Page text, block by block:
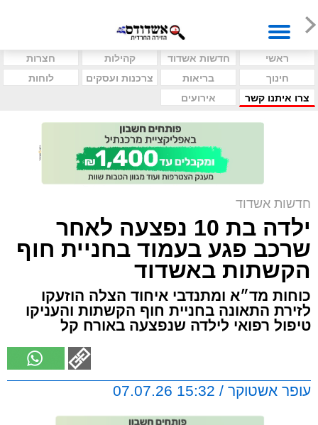
ראשי חדשות אשדוד קהילות
חצרות
חינוך
בריאות צרכנות ועסקים
לוחות
צרו איתנו קשר
אירועים
חדשות אשדוד
ילדה בת 10 נפצעה לאחר
שרכב פגע בעמוד בחניית חוף
הקשתות באשדוד
כוחות מד״א ומתנדבי איחוד הצלה הוזעקו
לזירת התאונה בחניית חוף הקשתות והעניקו
טיפול רפואי לילדה שנפצעה באורח קל
עופר אשטוקר / 15:32 07.07.26